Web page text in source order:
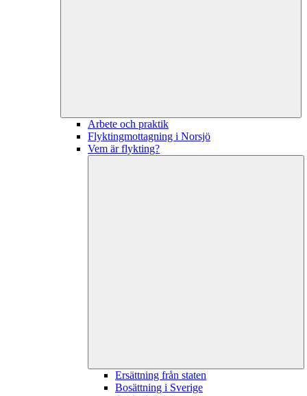
Arbete och praktik
Flyktingmottagning i Norsjö
Vem är flykting?
Ersättning från staten
Bosättning i Sverige